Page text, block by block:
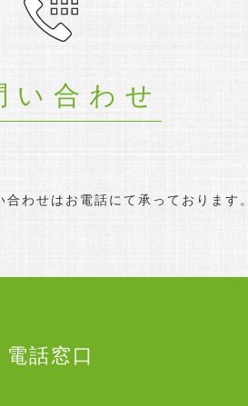
い合わせ
合わせは お電話にて承っております。
電話窓口